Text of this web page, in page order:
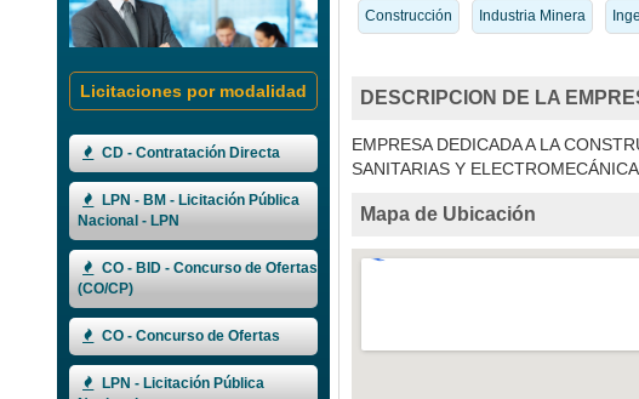
Licitaciones por modalidad
CD - Contratación Directa
LPN - BM - Licitación Pública
Nacional - LPN
CO - BID - Concurso de Ofertas
(CO/CP)
CO - Concurso de Ofertas
LPN - Licitación Pública
Construcción Industria Minera
DESCRIPCION DE LA
EMPRESA DEDICADA A LA
SANITARIAS Y
Mapa de Ubicación